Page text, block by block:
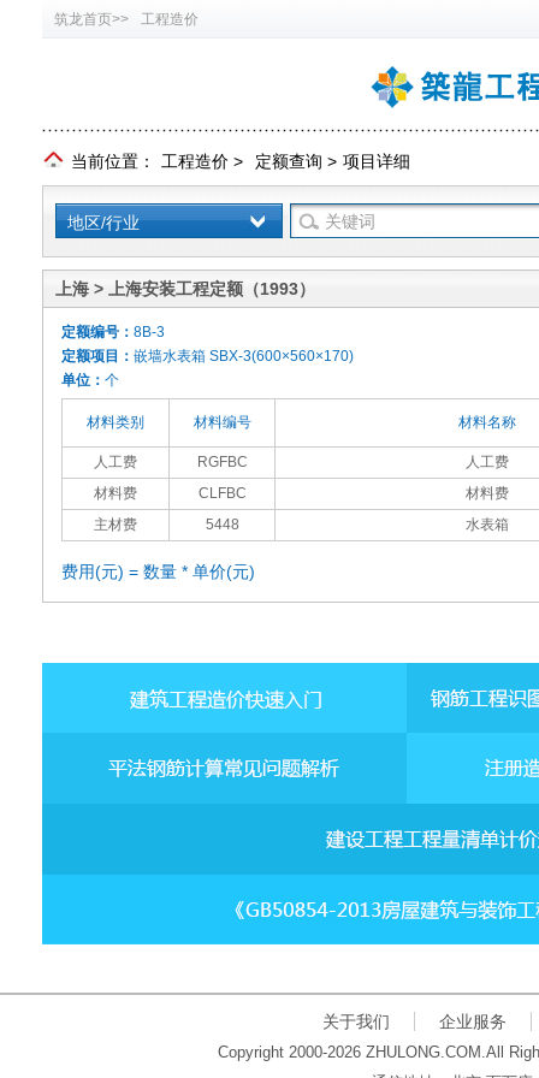
筑龙首页>> 工程造价
当前位置： 工程造价 > 定额查询 > 项目详细
地区/行业
上海 > 上海安装工程定额（1993）
定额编号： 8B-3
定额项目： 嵌墙水表箱 SBX-3(600×560×170)
单位： 个
材料类别 材料编号 材料名称
人工费 RGFBC
人工费
材料费
CLFBC
材料费
主材费
5448 水表箱
费用(元) = 数量 * 单价(元)
关于我们 企业服务
Copyright 2000-2026 ZHULONG.COM.All